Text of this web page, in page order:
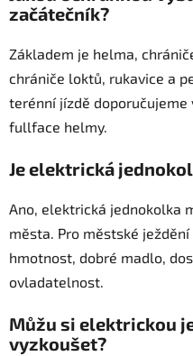
začátečník?
Základem je helma,
chrániče loktů, rukavice a
terénní jízdě
fullface helmy.
Je elektrická
Ano, elektrická jednokolka
města. Pro městské
hmotnost, dobré madlo,
ovladatelnost.
Můžu si elektrickou
vyzkoušet?